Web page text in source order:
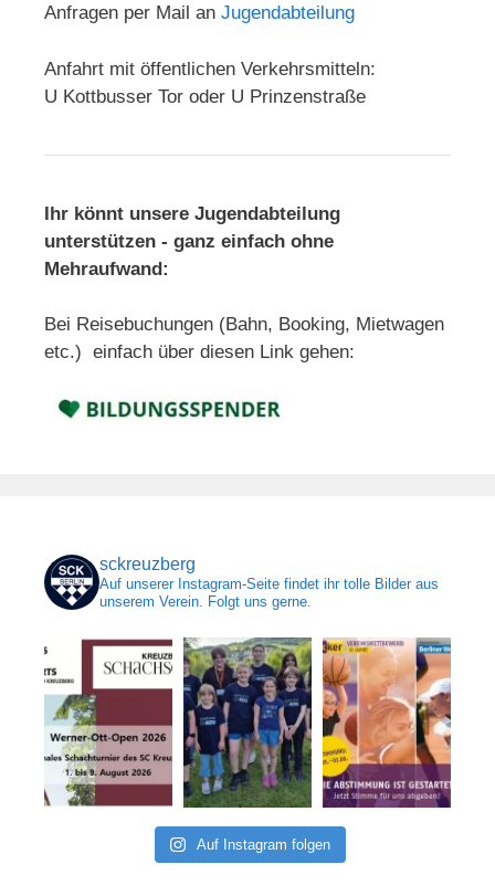
Anfragen per Mail an Jugendabteilung
Anfahrt mit öffentlichen Verkehrsmitteln:
U Kottbusser Tor oder U Prinzenstraße
Ihr könnt unsere Jugendabteilung
unterstützen - ganz einfach ohne
Mehraufwand:
Bei Reisebuchungen (Bahn, Booking, Mietwagen
etc.) einfach über diesen Link gehen:
sckreuzberg
Auf unserer Instagram-Seite findet ihr tolle Bilder aus
unserem Verein. Folgt uns gerne.
Auf Instagram folgen